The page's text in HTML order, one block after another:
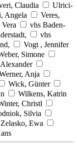
Claudia
Ulrici-
Angela
Veres,
vhs Baden-
vhs
Vogt , Jennifer
Simone
Anja
Wick, Günter
Wilkens, Katrin
Christl
Silvia
Zelasko, Ewa